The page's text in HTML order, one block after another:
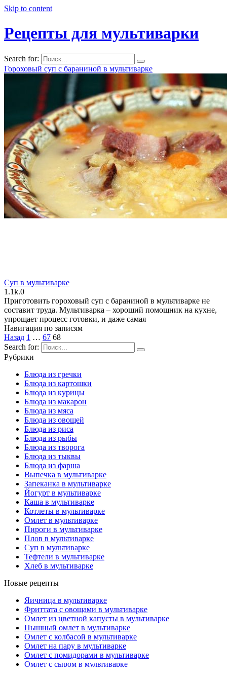
Skip to content
Рецепты для мультиварки
Search for:
Гороховый суп с бараниной в мультиварке
Суп в мультиварке
1.1k.0
Приготовить гороховый суп с бараниной в мультиварке не
составит труда. Мультиварка – хороший помощник на кухне,
упрощает процесс готовки, и даже самая
Навигация по записям
Назад 1 … 67 68
Search for:
Рубрики
Блюда из гречки
Блюда из картошки
Блюда из курицы
Блюда из макарон
Блюда из мяса
Блюда из овощей
Блюда из риса
Блюда из рыбы
Блюда из творога
Блюда из тыквы
Блюда из фарша
Выпечка в мультиварке
Запеканка в мультиварке
Йогурт в мультиварке
Каша в мультиварке
Котлеты в мультиварке
Омлет в мультиварке
Пироги в мультиварке
Плов в мультиварке
Суп в мультиварке
Тефтели в мультиварке
Хлеб в мультиварке
Новые рецепты
Яичница в мультиварке
Фриттата с овощами в мультиварке
Омлет из цветной капусты в мультиварке
Пышный омлет в мультиварке
Омлет с колбасой в мультиварке
Омлет на пару в мультиварке
Омлет с помидорами в мультиварке
Омлет с сыpом в мультиваpке